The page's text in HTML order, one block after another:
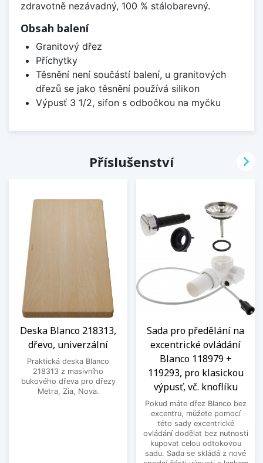
zdravotně nezávadný, 100 % stálobarevný.
Obsah balení
Granitový dřez
Příchytky
Těsnění není součástí balení, u granitových
dřezů se jako těsnění používá silikon
Výpusť 3 1/2, sifon s odbočkou na myčku
Příslušenství
Deska Blanco 218313,
dřevo, univerzální
Praktická deska Blanco
218313 z masivního
bukového dřeva pro dřezy
Metra, Zia, Nova.
Sada pro předělání na
excentrické ovládání
Blanco 118979 +
119293, pro klasickou
výpusť, vč. knoflíku
Pokud máte dřez Blanco bez
excentru, můžete pomocí
této sady excentrické
ovládání dodělat bez nutnosti
kupovat celou odtokovou
sadu. Sada se skládá z nové
